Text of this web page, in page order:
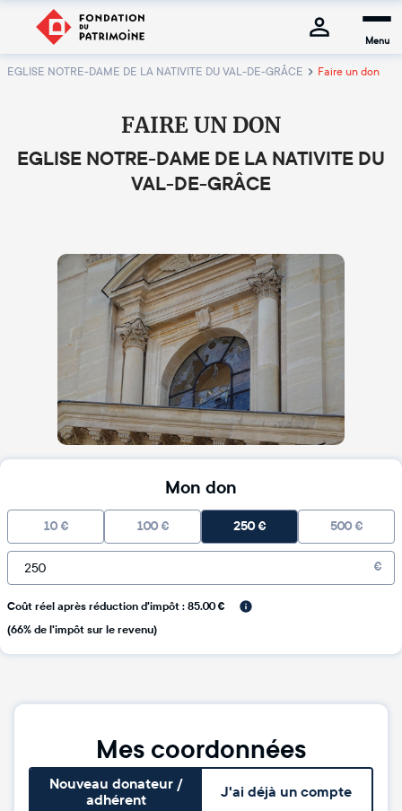
Menu
EGLISE NOTRE-DAME DE LA NATIVITE DU VAL-DE-GRÂCE Faire un don
FAIRE UN DON
EGLISE NOTRE-DAME DE LA NATIVITE DU
VAL-DE-GRÂCE
Mon don
10 € 100 € 250€ 500 €
€
Coût réel après réduction d'impôt : 85.00 €
(66% de l'impôt sur le revenu)
Mes coordonnées
Nouveau donateur /
adhérent
J'ai déjà un compte